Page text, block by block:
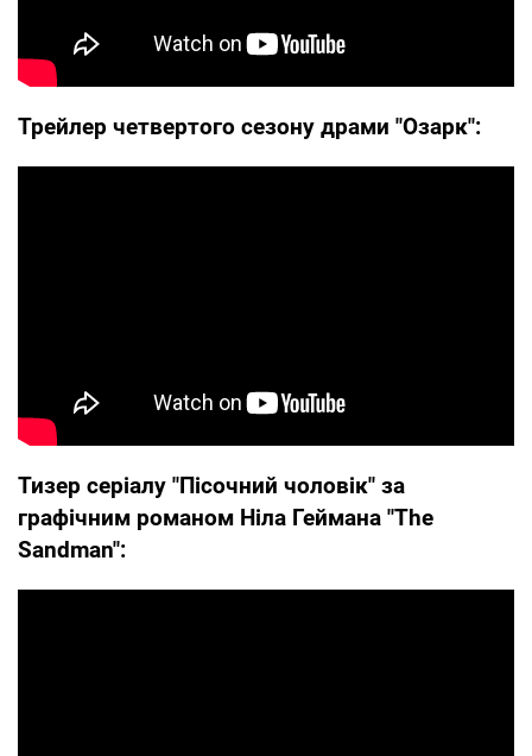
Трейлер четвертого сезону драми "Озарк":
Тизер серіалу "Пісочний чоловік" за
графічним романом Ніла Геймана "The
Sandman":